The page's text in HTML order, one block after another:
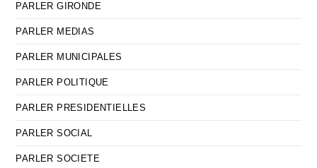
PARLER GIRONDE
PARLER MEDIAS
PARLER MUNICIPALES
PARLER POLITIQUE
PARLER PRESIDENTIELLES
PARLER SOCIAL
PARLER SOCIETE